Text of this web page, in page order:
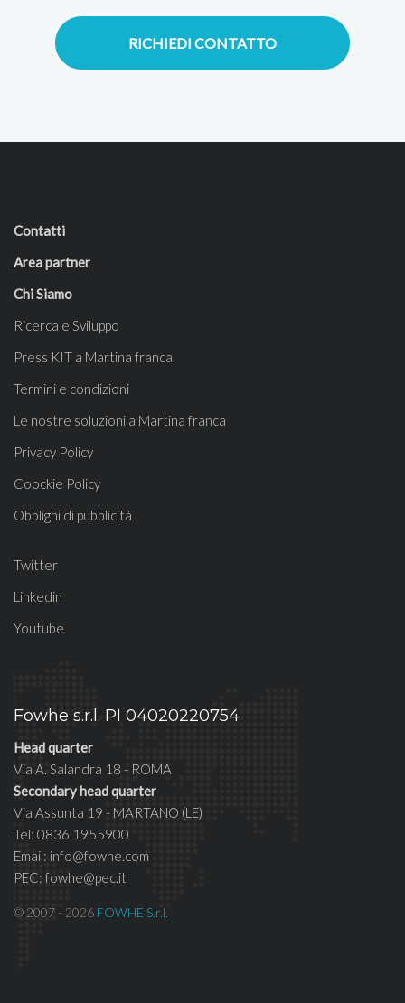
RICHIEDI CONTATTO
Contatti
Area partner
Chi Siamo
Ricerca e Sviluppo
Press KIT a Martina franca
Termini e condizioni
Le nostre soluzioni a Martina franca
Privacy Policy
Coockie Policy
Obblighi di pubblicità
Twitter
Linkedin
Youtube
Fowhe s.r.l. PI 04020220754
Head quarter
Via A. Salandra 18 - ROMA
Secondary head quarter
Via Assunta 19 - MARTANO (LE)
Tel: 0836 1955900
Email: info@fowhe.com
PEC: fowhe@pec.it
© 2007 - 2026 FOWHE S.r.l.